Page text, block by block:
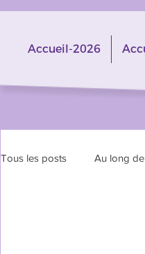
Tous les posts Au long
Accueil-2026